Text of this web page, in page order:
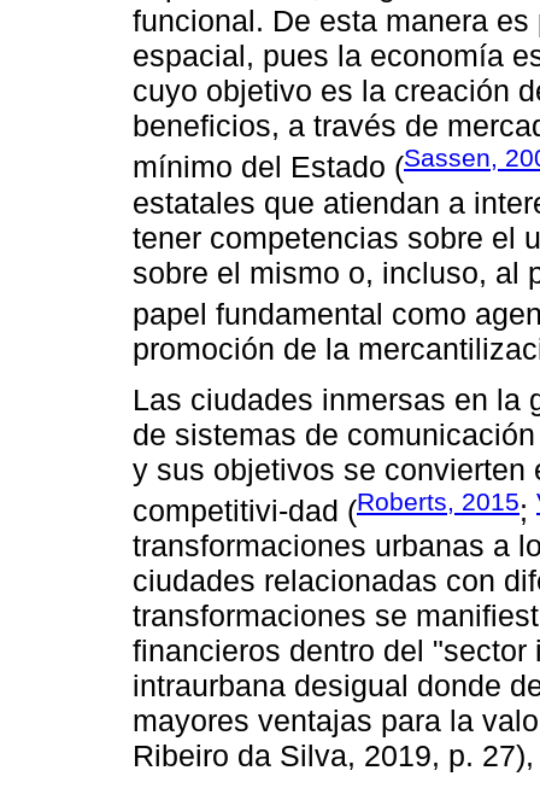
funcional. De esta manera
espacial, pues la economía
cuyo objetivo es la creación
beneficios, a través de
mínimo del Estado (Sassen,
estatales que atiendan a
tener competencias sobre el
sobre el mismo o, incluso, al
papel fundamental como
promoción de la
Las ciudades inmersas en la
de sistemas de
y sus objetivos se convierten
competitivi-dad (Roberts, 2015;
transformaciones urbanas a
ciudades relacionadas con
transformaciones se
financieros dentro del
intraurbana desigual donde
mayores ventajas para la
Ribeiro da Silva, 2019, p.